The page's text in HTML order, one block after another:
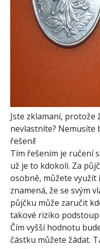
Jste zklamaní, protože
nevlastníte? Nemusíte
řešení!
Tím řešením je ručení
už je to kdokoli. Za
osobně, můžete
znamená, že se svým
půjčku může zaručit
takové riziko
Čím vyšší hodnotu
částku můžete žádat.